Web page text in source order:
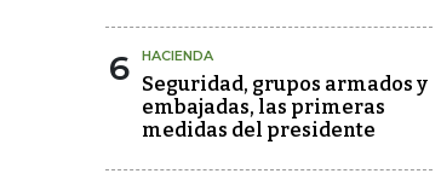
6 HACIENDA
Seguridad, grupos armados y
embajadas, las primeras
medidas del presidente